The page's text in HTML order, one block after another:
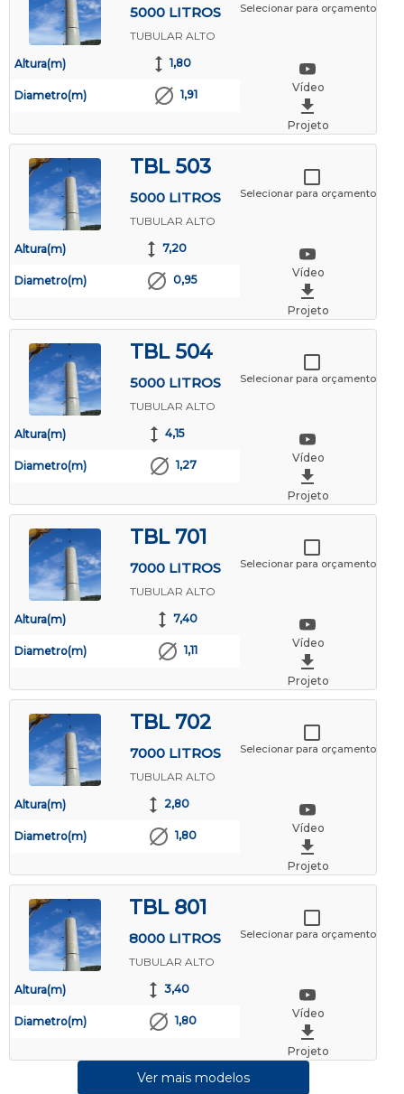
5000 LITROS
TUBULAR ALTO
Vídeo
Projeto
Altura(m) 1,80
Diametro(m) 1,91
Selecionar para orçamento
TBL 503
5000 LITROS
TUBULAR ALTO
Vídeo
Projeto
Altura(m) 7,20
Diametro(m) 0,95
Selecionar para orçamento
TBL 504
5000 LITROS
TUBULAR ALTO
Vídeo
Projeto
Altura(m) 4,15
Diametro(m) 1,27
Selecionar para orçamento
TBL 701
7000 LITROS
TUBULAR ALTO
Vídeo
Projeto
Altura(m) 7,40
Diametro(m) 1,11
Selecionar para orçamento
TBL 702
7000 LITROS
TUBULAR ALTO
Vídeo
Projeto
Altura(m) 2,80
Diametro(m) 1,80
Selecionar para orçamento
TBL 801
8000 LITROS
TUBULAR ALTO
Vídeo
Projeto
Altura(m) 3,40
Diametro(m) 1,80
Selecionar para orçamento
Ver mais modelos